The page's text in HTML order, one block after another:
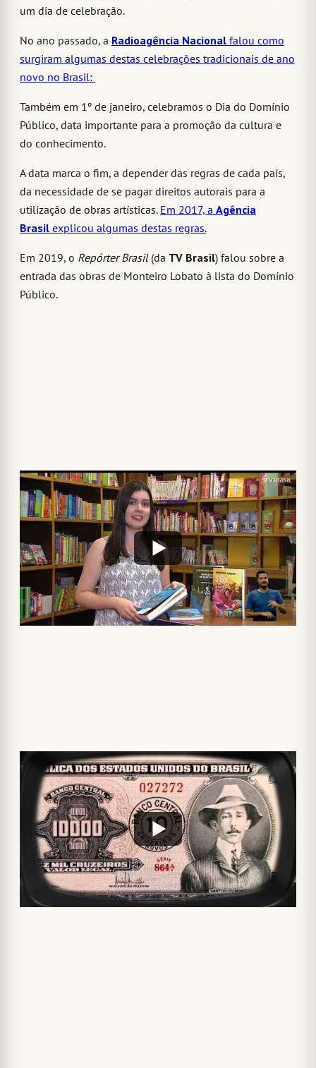
um dia de celebração.
No ano passado, a Radioagência Nacional falou como
surgiram algumas destas celebrações tradicionais de ano
novo no Brasil:
Também em 1º de janeiro, celebramos o Dia do Domínio
Público, data importante para a promoção da cultura e
do conhecimento.
A data marca o fim, a depender das regras de cada país,
da necessidade de se pagar direitos autorais para a
utilização de obras artísticas. Em 2017, a Agência
Brasil explicou algumas destas regras.
Em 2019, o Repórter Brasil (da TV Brasil) falou sobre a
entrada das obras de Monteiro Lobato à lista do Domínio
Público.
Um pouco antes, ainda em 2024, celebramos os 60 anos
de fundação do Banco Central do Brasil. Foi em 31 de
dezembro de 1964 que o Bacen foi criado.
Um pouco da história da instituição foi contada em uma
edição de 2012 do Conhecendo Museus:
Para fechar as datas comemorativas da semana, temos o
Dia Mundial do Braille, celebrado em 4 de janeiro.
A data, que homenageia o sistema de leitura e escrita
desenvolvido por Louis Braille, foi tema deuma matéria
Agência Brasilno ano passadoe doRepórter
Brasilem 2018(quando a data foi celebrada pela
primeira vez):